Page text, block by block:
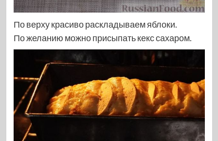
По верху красиво раскладываем яблоки.
По желанию можно присыпать кекс сахаром.